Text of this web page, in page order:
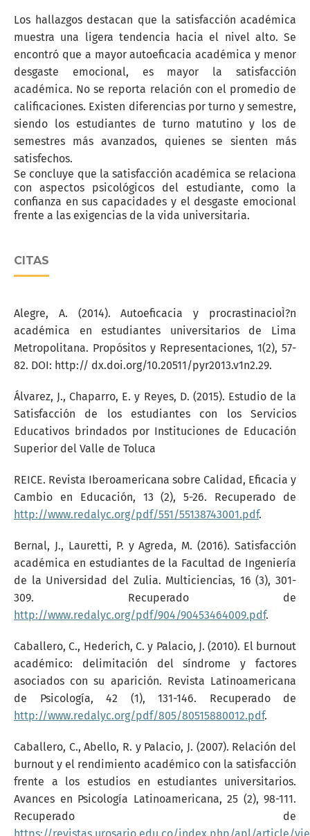
Los hallazgos destacan que la satisfacción académica
muestra una ligera tendencia hacia el nivel alto. Se
encontró que a mayor autoeficacia académica y menor
desgaste emocional, es mayor la satisfacción
académica. No se reporta relación con el promedio de
calificaciones. Existen diferencias por turno y semestre,
siendo los estudiantes de turno matutino y los de
semestres más avanzados, quienes se sienten más
satisfechos.
Se concluye que la satisfacción académica se relaciona
con aspectos psicológicos del estudiante, como la
confianza en sus capacidades y el desgaste emocional
frente a las exigencias de la vida universitaria.
CITAS
Alegre, A. (2014). Autoeficacia y procrastinacioÌ?n
académica en estudiantes universitarios de Lima
Metropolitana. Propósitos y Representaciones, 1(2), 57-
82. DOI: http:// dx.doi.org/10.20511/pyr2013.v1n2.29.
Álvarez, J., Chaparro, E. y Reyes, D. (2015). Estudio de la
Satisfacción de los estudiantes con los Servicios
Educativos brindados por Instituciones de Educación
Superior del Valle de Toluca
REICE. Revista Iberoamericana sobre Calidad, Eficacia y
Cambio en Educación, 13 (2), 5-26. Recuperado de
http://www.redalyc.org/pdf/551/55138743001.pdf.
Bernal, J., Lauretti, P. y Agreda, M. (2016). Satisfacción
académica en estudiantes de la Facultad de Ingeniería
de la Universidad del Zulia. Multiciencias, 16 (3), 301-
309. Recuperado de
http://www.redalyc.org/pdf/904/90453464009.pdf.
Caballero, C., Hederich, C. y Palacio, J. (2010). El burnout
académico: delimitación del síndrome y factores
asociados con su aparición. Revista Latinoamericana
de Psicología, 42 (1), 131-146. Recuperado de
http://www.redalyc.org/pdf/805/80515880012.pdf.
Caballero, C., Abello, R. y Palacio, J. (2007). Relación del
burnout y el rendimiento académico con la satisfacción
frente a los estudios en estudiantes universitarios.
Avances en Psicología Latinoamericana, 25 (2), 98-111.
Recuperado de